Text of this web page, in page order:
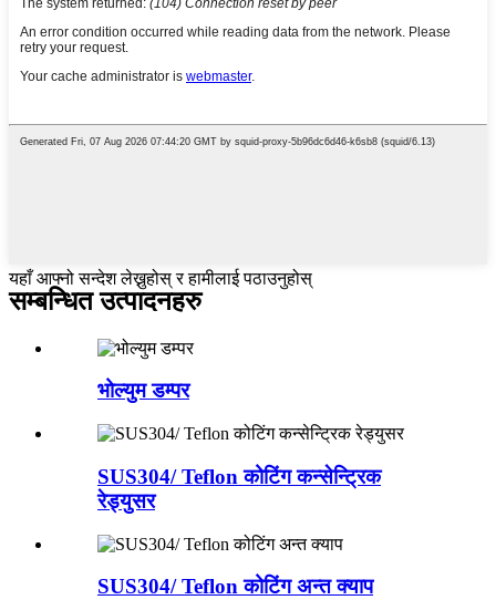
यहाँ आफ्नो सन्देश लेख्नुहोस् र हामीलाई पठाउनुहोस्
सम्बन्धित उत्पादनहरु
भोल्युम डम्पर
SUS304/ Teflon कोटिंग कन्सेन्ट्रिक
रेड्युसर
SUS304/ Teflon कोटिंग अन्त क्याप